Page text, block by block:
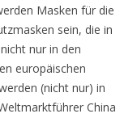
Masken für die
sein, die in
nur in den
europäischen
(nicht nur) in
China